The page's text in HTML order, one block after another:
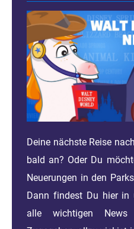
Deine nächste Reise
bald an? Oder Du
Neuerungen in den
Dann findest Du hier in
alle wichtigen